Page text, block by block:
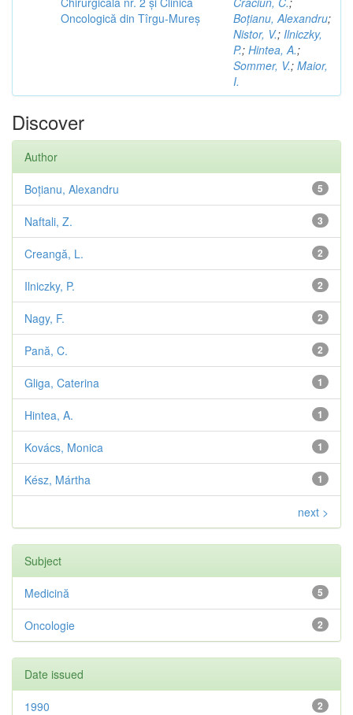
Oncologică din Tîrgu-Mureș
Boțianu, Alexandru;
Nistor, V.; Ilniczky,
P.; Hintea, A.;
Sommer, V.; Maior,
I.
Discover
Author
5
Boțianu, Alexandru
3
Naftali, Z.
2
Creangă, L.
2
Ilniczky, P.
2
Nagy, F.
2
Pană, C.
1
Gliga, Caterina
1
Hintea, A.
1
Kovács, Monica
1
Kész, Mártha
next >
Subject
5
Medicină
2
Oncologie
Date issued
2
1990